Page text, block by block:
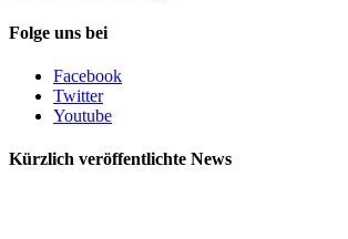
Folge uns bei
Facebook
Twitter
Youtube
Kürzlich veröffentlichte News